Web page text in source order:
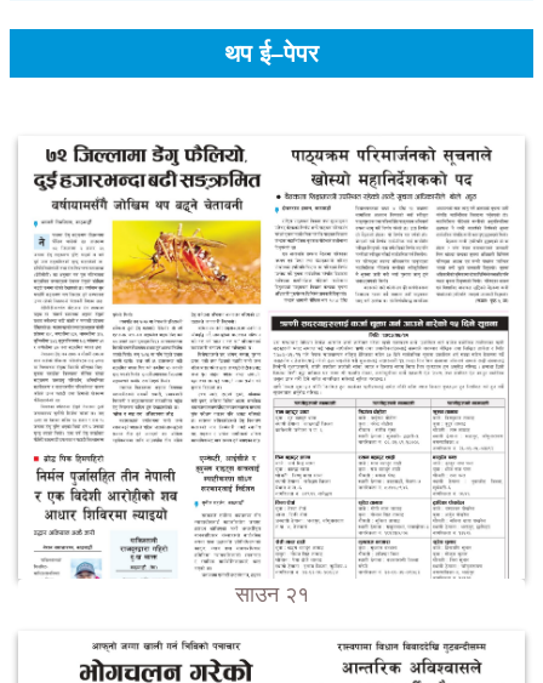
थप ई–पेपर
साउन २१